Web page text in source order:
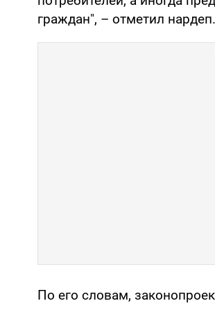
граждан", – отметил нардеп.
По его словам,